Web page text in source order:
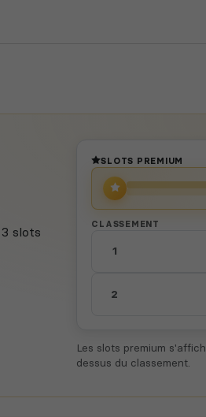
slots
SLOTS PREMIUM
CLASSEMENT
1
2
Les slots premium
dessus du classement.